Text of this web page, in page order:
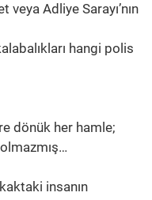
Adliye Sarayı’nın
hangi polis
dönük her hamle;
insanın